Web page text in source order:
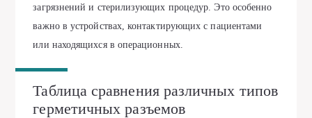
загрязнений и стерилизующих процедур. Это особенно
важно в устройствах, контактирующих с пациентами
или находящихся в операционных.
Таблица сравнения различных типов
герметичных разъемов